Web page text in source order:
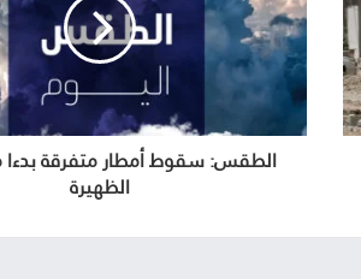
الطقس: سقوط أمطار متفرقة
الظهيرة